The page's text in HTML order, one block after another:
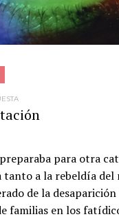
para otra
tanto a la rebeldía del
de la desaparición
familias en los